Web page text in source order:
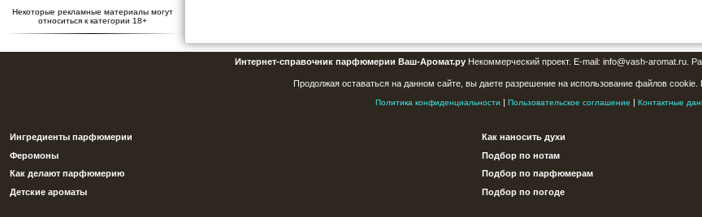
Некоторые рекламные материалы могут
относиться к категории 18+
Интернет-справочник парфюмерии Ваш-Аромат.руНекоммерческий проект. E-mail: info@vash-aromat.ru.
Продолжая оставаться на данном сайте, вы даете разрешение на использование файлов
Политика конфиденциальности | Пользовательское соглашение | Контактные
Ингредиенты парфюмерии
Феромоны
Как делают парфюмерию
Детские ароматы
Как наносить духи
Подбор по нотам
Подбор по парфюмерам
Подбор по погоде